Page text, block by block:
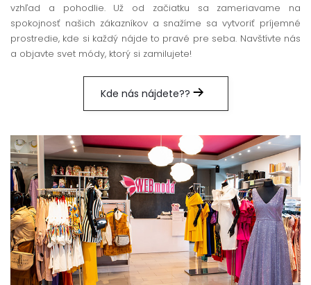
vzhľad a pohodlie. Už od začiatku sa zameriavame na
spokojnosť našich zákazníkov a snažíme sa vytvoriť príjemné
prostredie, kde si každý nájde to pravé pre seba. Navštívte nás
a objavte svet módy, ktorý si zamilujete!
Kde nás nájdete??